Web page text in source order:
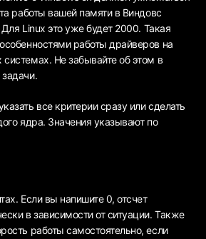
работы вашей памяти в Виндовс
Linux это уже будет 2000. Такая
работы драйверов на
Не забывайте об этом в
все критерии сразу или сделать
ядра. Значения указывают по
Если вы напишите 0, отсчет
в зависимости от ситуации. Также
работы самостоятельно, если